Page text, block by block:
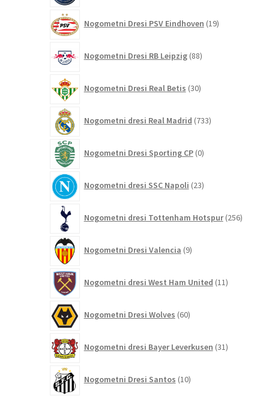
Nogometni Dresi PSV Eindhoven 19izdelkov
Nogometni Dresi RB Leipzig 88izdelkov
Nogometni Dresi Real Betis 30izdelkov
Nogometni dresi Real Madrid 733izdelkov
Nogometni Dresi Sporting CP 0izdelkov
Nogometni dresi SSC Napoli 23izdelkov
Nogometni dresi Tottenham Hotspur 256
Nogometni Dresi Valencia 9izdelkov
Nogometni dresi West Ham United 11izdelkov
Nogometni Dresi Wolves 60izdelkov
Nogometni dresi Bayer Leverkusen 31izdelkov
Nogometni Dresi Santos 10izdelkov